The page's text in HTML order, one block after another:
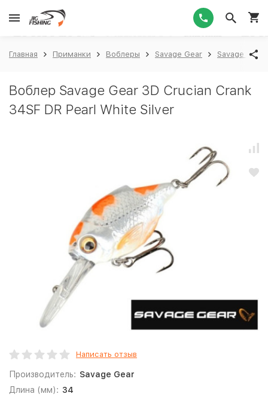
Главная Приманки Воблеры Savage Gear Savage Gear
Воблер Savage Gear 3D Crucian Crank
34SF DR Pearl White Silver
Написать отзыв
Производитель: Savage Gear
Длина (мм): 34